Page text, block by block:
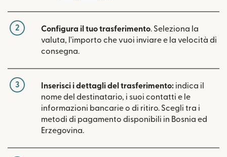
2 Configura il tuo trasferimento. Seleziona la
valuta, l'importo che vuoi inviare e la velocità di
consegna.
3 Inserisci i dettagli del trasferimento: indica il
nome del destinatario, i suoi contatti e le
informazioni bancarie o di ritiro. Scegli tra i
metodi di pagamento disponibili in Bosnia ed
Erzegovina.